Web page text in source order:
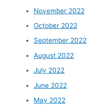
November 2022
October 2022
September 2022
August 2022
July 2022
June 2022
May 2022